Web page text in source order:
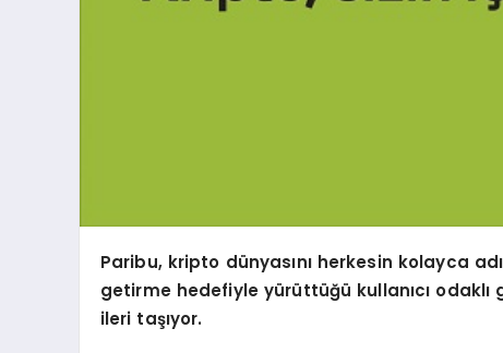
Paribu, kripto dünyasını herkesin kolayca
getirme hedefiyle yürüttüğü kullanıcı odaklı
ileri taşıyor.